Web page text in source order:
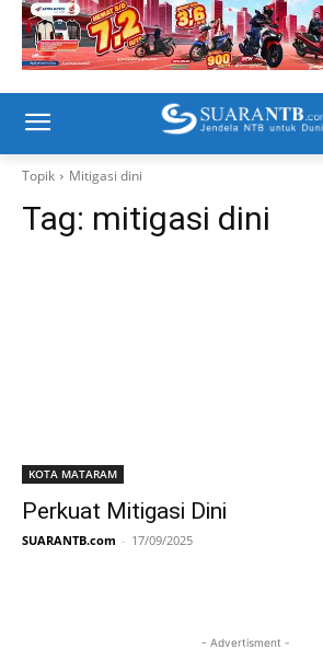
Topik Mitigasi dini
Tag: mitigasi dini
KOTA MATARAM
Perkuat Mitigasi Dini
SUARANTB.com - 17/09/2025
- Advertisment -